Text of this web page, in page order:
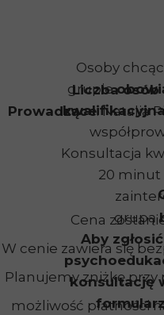
Osoby
grupie
kwalifikacyjna
Konsultacja
20 minut
grupą
Aby
konsultację
Cena
W cenie zawiera się
Planujemy zniżkę przy
możliwość płatności
Liczba osób
Prowadzące: Natalia